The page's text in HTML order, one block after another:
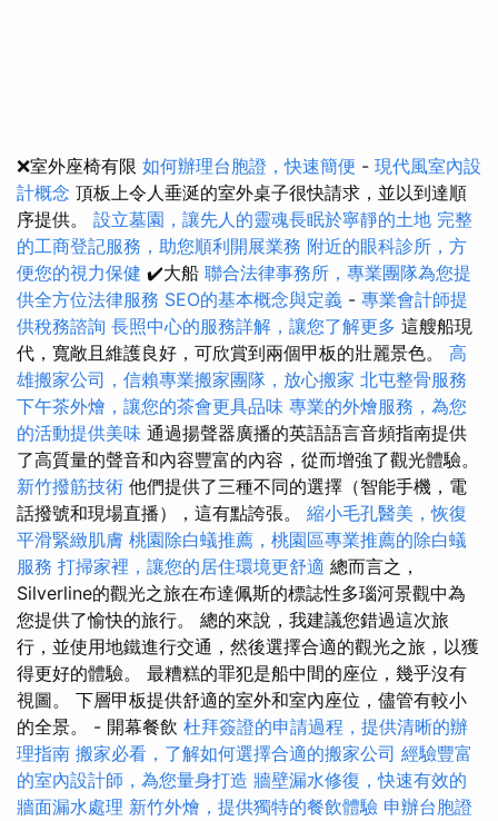
❌室外座椅有限 如何辦理台胞證，快速簡便 - 現代風室內設
計概念 頂板上令人垂涎的室外桌子很快請求，並以到達順
序提供。 設立墓園，讓先人的靈魂長眠於寧靜的土地 完整
的工商登記服務，助您順利開展業務 附近的眼科診所，方
便您的視力保健 ✔️大船 聯合法律事務所，專業團隊為您提
供全方位法律服務 SEO的基本概念與定義 - 專業會計師提
供稅務諮詢 長照中心的服務詳解，讓您了解更多 這艘船現
代，寬敞且維護良好，可欣賞到兩個甲板的壯麗景色。 高
雄搬家公司，信賴專業搬家團隊，放心搬家 北屯整骨服務
下午茶外燴，讓您的茶會更具品味 專業的外燴服務，為您
的活動提供美味 通過揚聲器廣播的英語語言音頻指南提供
了高質量的聲音和內容豐富的內容，從而增強了觀光體驗。
新竹撥筋技術 他們提供了三種不同的選擇（智能手機，電
話撥號和現場直播），這有點誇張。 縮小毛孔醫美，恢復
平滑緊緻肌膚 桃園除白蟻推薦，桃園區專業推薦的除白蟻
服務 打掃家裡，讓您的居住環境更舒適 總而言之，
Silverline的觀光之旅在布達佩斯的標誌性多瑙河景觀中為
您提供了愉快的旅行。 總的來說，我建議您錯過這次旅
行，並使用地鐵進行交通，然後選擇合適的觀光之旅，以獲
得更好的體驗。 最糟糕的罪犯是船中間的座位，幾乎沒有
視圖。 下層甲板提供舒適的室外和室內座位，儘管有較小
的全景。 - 開幕餐飲 杜拜簽證的申請過程，提供清晰的辦
理指南 搬家必看，了解如何選擇合適的搬家公司 經驗豐富
的室內設計師，為您量身打造 牆壁漏水修復，快速有效的
牆面漏水處理 新竹外燴，提供獨特的餐飲體驗 申辦台胞證